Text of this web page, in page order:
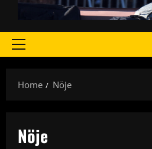
Primary
Home
Nöje
Nöje